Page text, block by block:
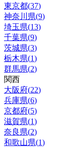
東京都(37)
神奈川県(9)
埼玉県(13)
千葉県(9)
茨城県(3)
栃木県(1)
群馬県(2)
関西
大阪府(22)
兵庫県(6)
京都府(5)
滋賀県(1)
奈良県(2)
和歌山県(1)